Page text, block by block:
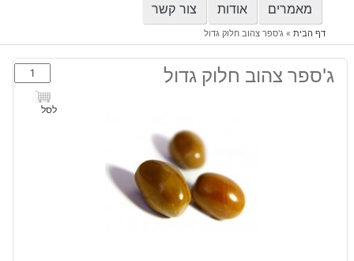
מאמרים אודות צור קשר
דף הבית» ג'ספר צהוב חלוק גדול
ג'ספר צהוב חלוק גדול
כמות
של
ג'ספר
לסל